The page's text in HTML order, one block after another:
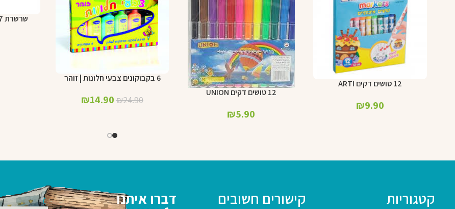
הוספה לסל
12 טושים דקים ARTI
₪9.90
הוספה לסל
12 טושים דקים UNION
₪5.90
הוספה לסל
6 בקבוקונים צבעי חלונות | זוהר
₪24.90
₪14.90
הוספה לסל
שרשרת 7 צבעים | צבעי ידיים
קטגוריות קישורים חשובים דברו איתנו